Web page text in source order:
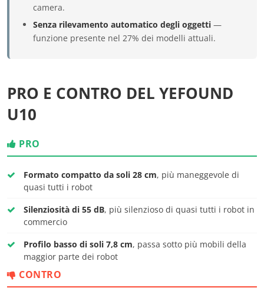
camera.
Senza rilevamento automatico degli oggetti —
funzione presente nel 27% dei modelli attuali.
PRO E CONTRO DEL YEFOUND
U10
PRO
Formato compatto da soli 28 cm, più maneggevole di
quasi tutti i robot
Silenziosità di 55 dB, più silenzioso di quasi tutti i robot in
commercio
Profilo basso di soli 7,8 cm, passa sotto più mobili della
maggior parte dei robot
CONTRO